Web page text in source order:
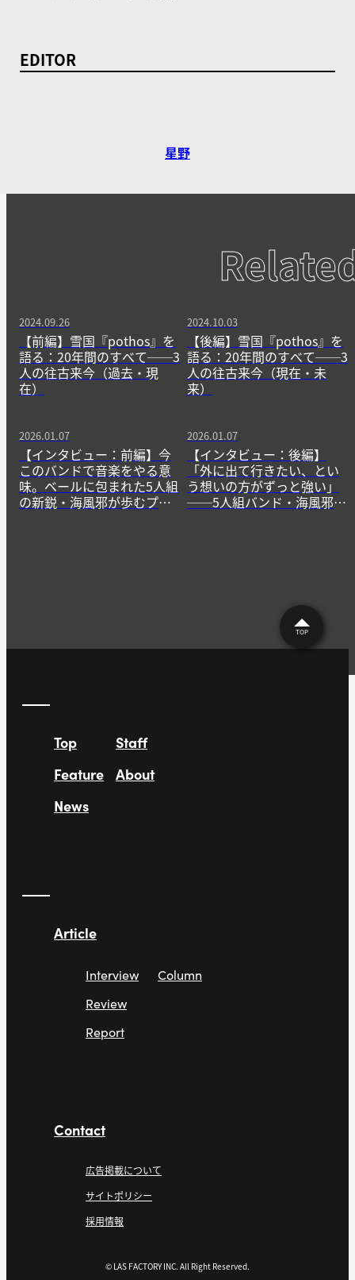
EDITOR
星野
2024.09.26
【前編】雪国『pothos』を
語る：20年間のすべて──3
人の往古来今（過去・現
在）
2024.10.03
【後編】雪国『pothos』を
語る：20年間のすべて──3
人の往古来今（現在・未
来）
2026.01.07
【インタビュー：前編】今
このバンドで音楽をやる意
味。ベールに包まれた5人組
の新鋭・海風邪が歩むプロ
2026.01.07
【インタビュー：後編】
「外に出て行きたい、とい
う想いの方がずっと強い」
──5人組バンド・海風邪を
TOP
Top
Feature
News
Staff
About
Article
Interview
Review
Report
Column
Contact
広告掲載について
サイトポリシー
採用情報
© LAS FACTORY INC. All Right Reserved.